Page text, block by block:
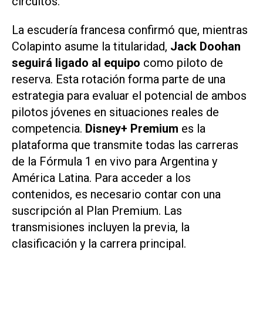
La escudería francesa confirmó que, mientras
Colapinto asume la titularidad, Jack Doohan
seguirá ligado al equipo como piloto de
reserva. Esta rotación forma parte de una
estrategia para evaluar el potencial de ambos
pilotos jóvenes en situaciones reales de
competencia. Disney+ Premium es la
plataforma que transmite todas las carreras
de la Fórmula 1 en vivo para Argentina y
América Latina. Para acceder a los
contenidos, es necesario contar con una
suscripción al Plan Premium. Las
transmisiones incluyen la previa, la
clasificación y la carrera principal.